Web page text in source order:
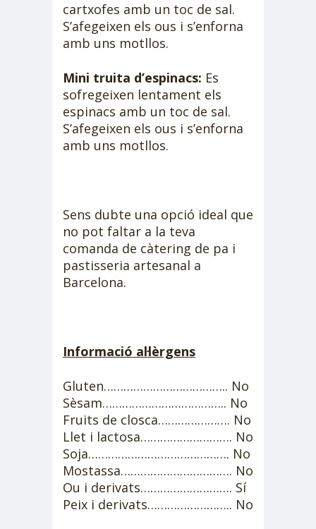
cartxofes amb un toc de sal.
S’afegeixen els ous i s’enforna
amb uns motllos.
Mini truita d’espinacs: Es
sofregeixen lentament els
espinacs amb un toc de sal.
S’afegeixen els ous i s’enforna
amb uns motllos.
Sens dubte una opció ideal que
no pot faltar a la teva
comanda de càtering de pa i
pastisseria artesanal a
Barcelona.
Informació al·lèrgens
Gluten……………………………….. No
Sèsam……………………………….. No
Fruits de closca…………………. No
Llet i lactosa………………………. No
Soja……………………………………. No
Mostassa……………………………. No
Ou i derivats………………………. Sí
Peix i derivats…………………….. No